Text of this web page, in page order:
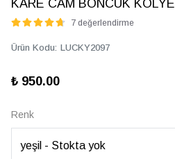
KARE CAM BONCUK KOLYE
7 değerlendirme
Ürün Kodu: LUCKY2097
₺ 950.00
Renk